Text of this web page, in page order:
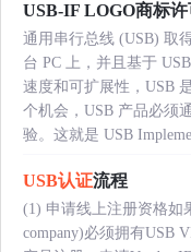
USB-IF LOGO商标
通用串行总线 (USB) 取
台 PC 上，并且基于
速度和可扩展性，USB
个机会，USB 产品必须
验。这就是 USB
USB认证流程
(1) 申请线上注册资格如
company)必须拥有USB